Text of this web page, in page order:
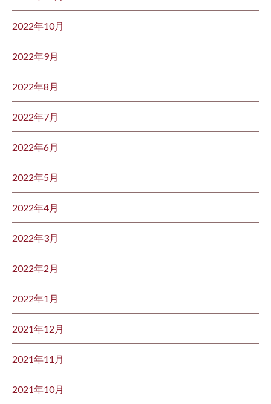
2022年10月
2022年9月
2022年8月
2022年7月
2022年6月
2022年5月
2022年4月
2022年3月
2022年2月
2022年1月
2021年12月
2021年11月
2021年10月